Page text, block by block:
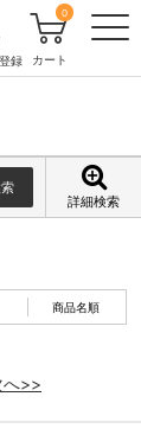
録 カート
0
詳細検索
商品名順
へ>>